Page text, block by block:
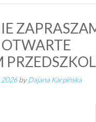
2026byDajana Karpińska